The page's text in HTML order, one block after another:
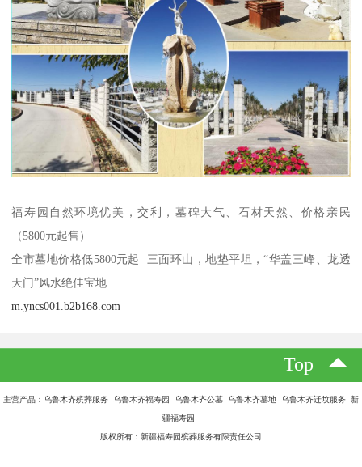
福寿园自然环境优美，交利，墓碑大气、石材天然、价格亲民
（5800元起售）
全市墓地价格低5800元起 三面环山，地垫平坦，“华盖三峰、龙透
天门”风水绝佳宝地
m.yncs001.b2b168.com
Top
主营产品：乌鲁木齐殡葬服务 乌鲁木齐福寿园 乌鲁木齐公墓 乌鲁木齐墓地 乌鲁木齐迁坟服务 新
疆福寿园
版权所有：新疆福寿园殡葬服务有限责任公司